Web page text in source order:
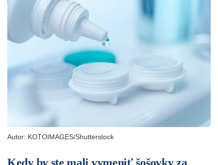
Autor: KOTOIMAGES/Shutterstock